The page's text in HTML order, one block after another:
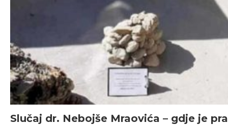
Slučaj dr. Nebojše Mraovića – gdje je